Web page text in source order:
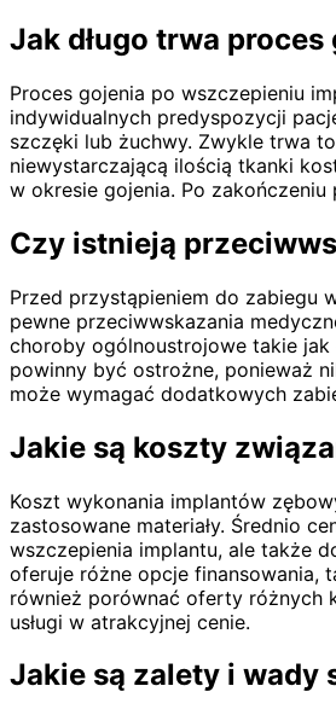
Jak długo trwa
Proces gojenia po wszczepieniu
indywidualnych predyspozycji
szczęki lub żuchwy. Zwykle trwa
niewystarczającą ilością tkanki
w okresie gojenia. Po
Czy istnieją
Przed przystąpieniem do zabiegu
pewne przeciwwskazania
choroby ogólnoustrojowe takie jak
powinny być ostrożne, ponieważ
może wymagać dodatkowych
Jakie są koszty
Koszt wykonania implantów
zastosowane materiały. Średnio
wszczepienia implantu, ale także
oferuje różne opcje finansowania,
również porównać oferty różnych
usługi w atrakcyjnej cenie.
Jakie są zalety i wady